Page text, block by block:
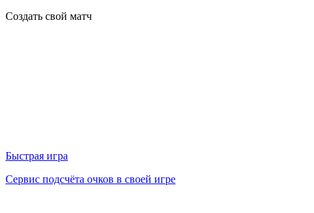
Создать свой матч
Быстрая игра
Сервис подсчёта очков в своей игре